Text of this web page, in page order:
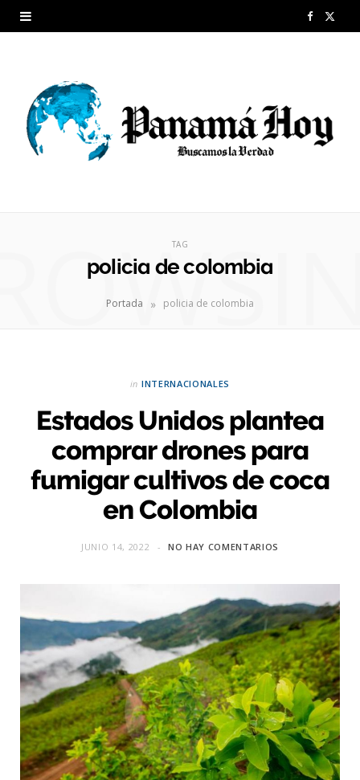
F
b
TAG
policia de colombia
Portada » policia de colombia
in INTERNACIONALES
Estados Unidos plantea
comprar drones para
fumigar cultivos de coca
en Colombia
JUNIO 14, 2022 NO HAY COMENTARIOS